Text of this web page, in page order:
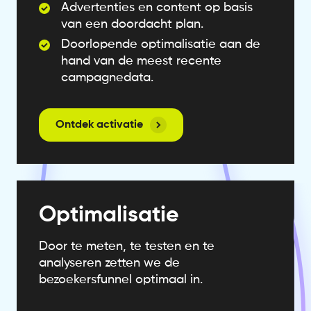
Advertenties en content op basis
van een doordacht plan.
Doorlopende optimalisatie aan de
hand van de meest recente
campagnedata.
Ontdek activatie
Optimalisatie
Door te meten, te testen en te
analyseren zetten we de
bezoekersfunnel optimaal in.